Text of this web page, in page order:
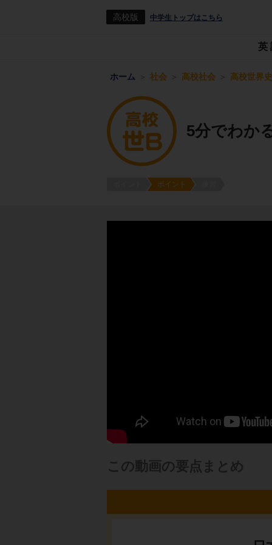
高校版 中学生トップはこちら
英
ホーム 社会 高校社会 高校世界
5分でわか
ポイント
この動画の要点まとめ